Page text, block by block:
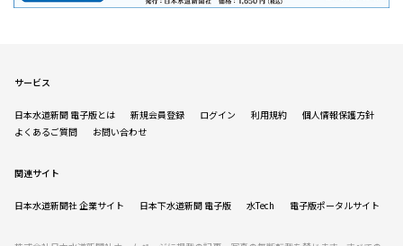
サービス
日本水道新聞 電子版とは 新規会員登録 ログイン 利用規約
個人情報保護方針
よくあるご質問
お問い合わせ
関連サイト
日本水道新聞社 企業サイト 日本下水道新聞 電子版 水Tech 電子版ポータルサイト